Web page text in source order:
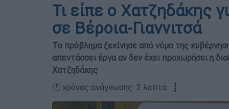
Τι είπε ο Χατζηδάκης
σε Βέροια-Γιαννιτσά
Tο πρόβλημα ξεκίνησε από νόμο της
απεντάσσει έργα αν δεν έχει προχωρήσει η
Χατζηδάκης
🕛 χρόνος ανάγνωσης: 2 λεπτά ┋